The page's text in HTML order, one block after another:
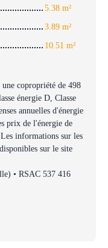
5.38 m²
3.89 m²
10.51 m²
copropriété de 498
énergie D, Classe
annuelles d'énergie
prix de l'énergie de
informations sur les
sur le site
• RSAC 537 416